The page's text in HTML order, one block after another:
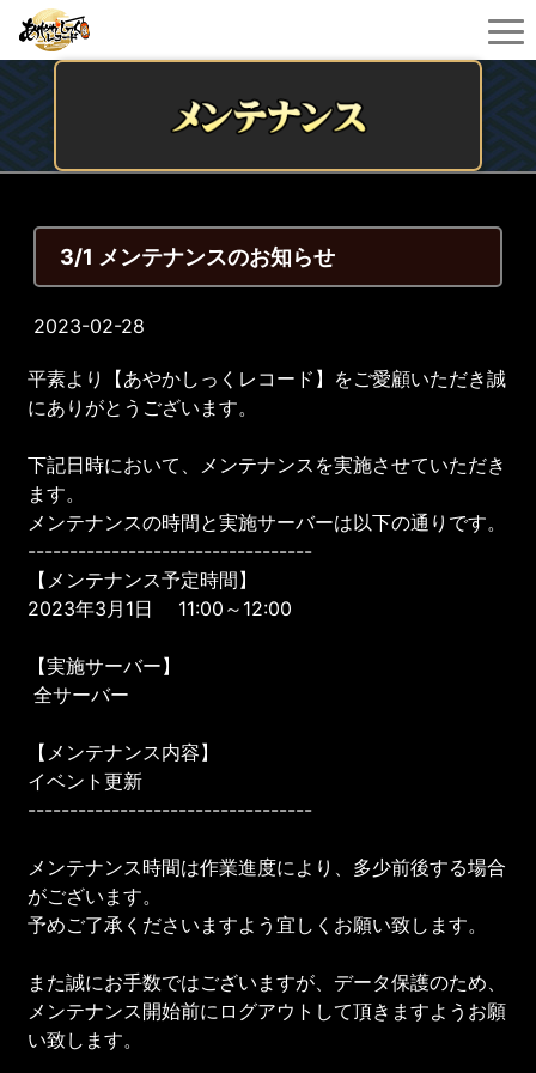
3/1 メンテナンスのお知らせ
2023-02-28
平素より【あやかしっくレコード】をご愛顧いただき誠
にありがとうございます。
下記日時において、メンテナンスを実施させていただき
ます。
メンテナンスの時間と実施サーバーは以下の通りです。
----------------------------------
【メンテナンス予定時間】
2023年3月1日 11:00～12:00
【実施サーバー】
全サーバー
【メンテナンス内容】
イベント更新
----------------------------------
メンテナンス時間は作業進度により、多少前後する場合
がございます。
予めご了承くださいますよう宜しくお願い致します。
また誠にお手数ではございますが、データ保護のため、
メンテナンス開始前にログアウトして頂きますようお願
い致します。